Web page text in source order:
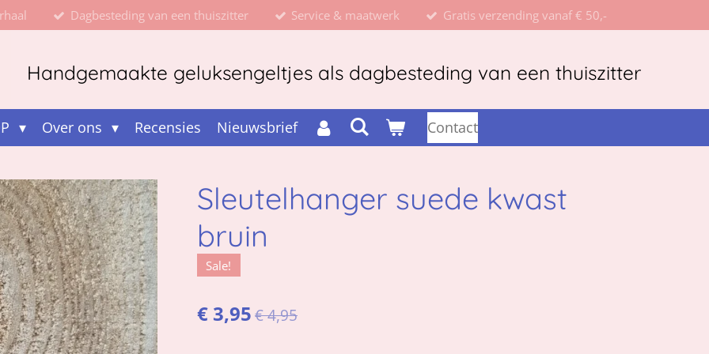
Dagbesteding van een thuiszitter Service & maatwerk Gratis verzending vanaf € 50,-
Handgemaakte geluksengeltjes als dagbesteding van een thuiszitter
Over ons Recensies Nieuwsbrief Contact
Sleutelhanger suede kwast
bruin
Sale!
€ 3,95€ 4,95